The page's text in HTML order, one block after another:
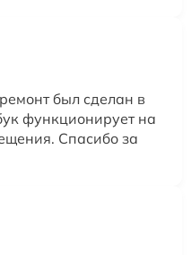
был сделан в
функционирует на
Спасибо за